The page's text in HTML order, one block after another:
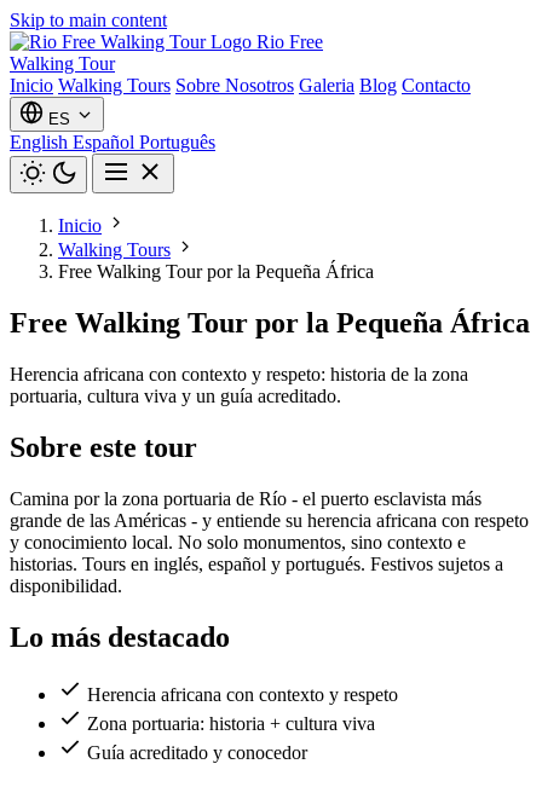
Skip to main content
Rio Free
Walking Tour
Inicio Walking Tours Sobre Nosotros Galeria Blog Contacto
ES
English Español Português
Inicio
Walking Tours
Free Walking Tour por la Pequeña África
Free Walking Tour por la Pequeña África
Herencia africana con contexto y respeto: historia de la zona
portuaria, cultura viva y un guía acreditado.
Sobre este tour
Camina por la zona portuaria de Río - el puerto esclavista más
grande de las Américas - y entiende su herencia africana con respeto
y conocimiento local. No solo monumentos, sino contexto e
historias. Tours en inglés, español y portugués. Festivos sujetos a
disponibilidad.
Lo más destacado
Herencia africana con contexto y respeto
Zona portuaria: historia + cultura viva
Guía acreditado y conocedor